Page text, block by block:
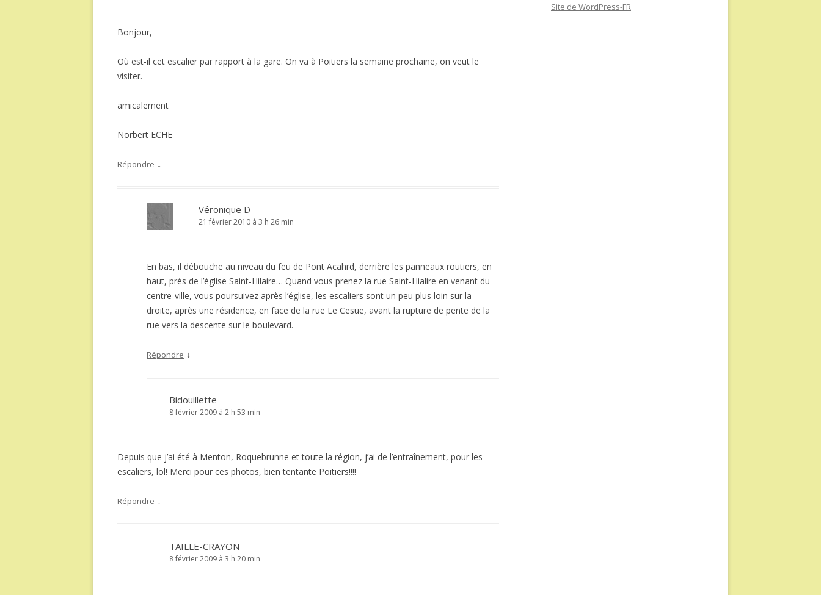
Bonjour,
Où est-il cet escalier par rapport à la gare. On va à Poitiers la semaine prochaine, on veut le
visiter.
amicalement
Norbert ECHE
Répondre ↓
Véronique D
21 février 2010 à 3 h 26 min
En bas, il débouche au niveau du feu de Pont Acahrd, derrière les panneaux routiers, en
haut, près de l’église Saint-Hilaire… Quand vous prenez la rue Saint-Hialire en venant du
centre-ville, vous poursuivez après l’église, les escaliers sont un peu plus loin sur la
droite, après une résidence, en face de la rue Le Cesue, avant la rupture de pente de la
rue vers la descente sur le boulevard.
Répondre ↓
Bidouillette
8 février 2009 à 2 h 53 min
Depuis que j’ai été à Menton, Roquebrunne et toute la région, j’ai de l’entraînement, pour les
escaliers, lol! Merci pour ces photos, bien tentante Poitiers!!!!
Répondre ↓
TAILLE-CRAYON
8 février 2009 à 3 h 20 min
Site de WordPress-FR